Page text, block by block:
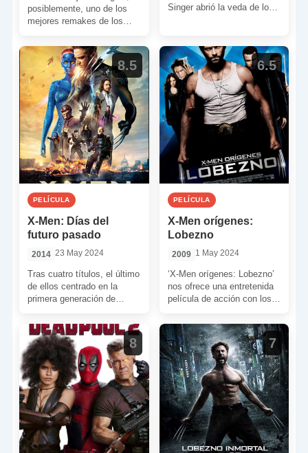
posiblemente, uno de los
mejores remakes de los
la nueva versión […]
Singer abrió la veda de lo
8.5
PELÍCULA
X-Men: Días del
futuro pasado
2014 23 May 2024
Tras cuatro títulos, el último
de ellos centrado en la
primera generación de
dos irregulares spin-off […]
6.5
PELÍCULA
X-Men orígenes:
Lobezno
2009 1 May 2024
‘X-Men orígenes: Lobezno’
nos ofrece una entretenida
película de acción con los
negativos del cine actual.
Particularmente […]
8 7